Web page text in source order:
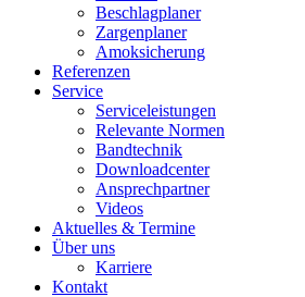
Beschlagplaner
Zargenplaner
Amoksicherung
Referenzen
Service
Serviceleistungen
Relevante Normen
Bandtechnik
Downloadcenter
Ansprechpartner
Videos
Aktuelles & Termine
Über uns
Karriere
Kontakt